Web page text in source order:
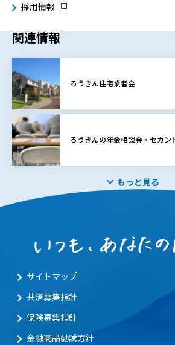
採用情報
関連情報
ろうきん住宅業者会
ろうきんの年金相談会・セカン
もっと見る
サイトマップ
共済募集指針
保険募集指針
金融商品勧誘方針